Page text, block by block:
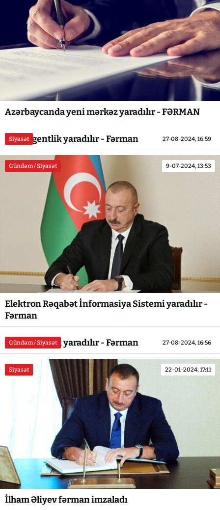
Azərbaycanda yeni mərkəz yaradılır - FƏRMAN
Siyasət 27-08-2024, 16:59
Yeni Agentlik yaradılır - Fərman
Gündəm / Siyasət 9-07-2024, 13:53
Elektron Rəqabət İnformasiya Sistemi yaradılır -
Fərman
Gündəm / Siyasət 27-08-2024, 16:56
Yeni Agentlik yaradılır - Fərman
Siyasət 22-01-2024, 17:11
İlham Əliyev fərman imzaladı